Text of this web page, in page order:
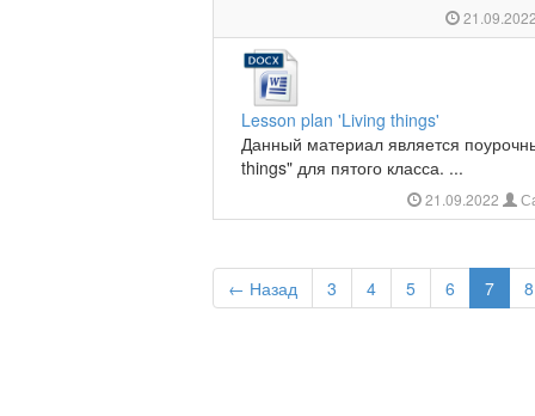
Lesson plan 'Living things'
Данный материал является
things" для пятого класса. ...
21.09.2022
← Назад 3 4 5 6 7 8